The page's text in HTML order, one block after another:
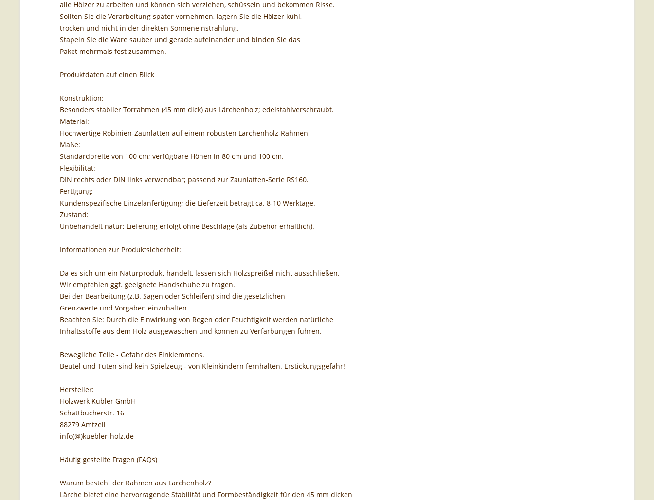
alle Hölzer zu arbeiten und können sich verziehen, schüsseln und bekommen Risse.
Sollten Sie die Verarbeitung später vornehmen, lagern Sie die Hölzer kühl,
trocken und nicht in der direkten Sonneneinstrahlung.
Stapeln Sie die Ware sauber und gerade aufeinander und binden Sie das
Paket mehrmals fest zusammen.
Produktdaten auf einen Blick
Konstruktion:
Besonders stabiler Torrahmen (45 mm dick) aus Lärchenholz; edelstahlverschraubt.
Material:
Hochwertige Robinien-Zaunlatten auf einem robusten Lärchenholz-Rahmen.
Maße:
Standardbreite von 100 cm; verfügbare Höhen in 80 cm und 100 cm.
Flexibilität:
DIN rechts oder DIN links verwendbar; passend zur Zaunlatten-Serie RS160.
Fertigung:
Kundenspezifische Einzelanfertigung; die Lieferzeit beträgt ca. 8-10 Werktage.
Zustand:
Unbehandelt natur; Lieferung erfolgt ohne Beschläge (als Zubehör erhältlich).
Informationen zur Produktsicherheit:
Da es sich um ein Naturprodukt handelt, lassen sich Holzspreißel nicht ausschließen.
Wir empfehlen ggf. geeignete Handschuhe zu tragen.
Bei der Bearbeitung (z.B. Sägen oder Schleifen) sind die gesetzlichen
Grenzwerte und Vorgaben einzuhalten.
Beachten Sie: Durch die Einwirkung von Regen oder Feuchtigkeit werden natürliche
Inhaltsstoffe aus dem Holz ausgewaschen und können zu Verfärbungen führen.
Bewegliche Teile - Gefahr des Einklemmens.
Beutel und Tüten sind kein Spielzeug - von Kleinkindern fernhalten. Erstickungsgefahr!
Hersteller:
Holzwerk Kübler GmbH
Schattbucherstr. 16
88279 Amtzell
info(@)kuebler-holz.de
Häufig gestellte Fragen (FAQs)
Warum besteht der Rahmen aus Lärchenholz?
Lärche bietet eine hervorragende Stabilität und Formbeständigkeit für den 45 mm dicken